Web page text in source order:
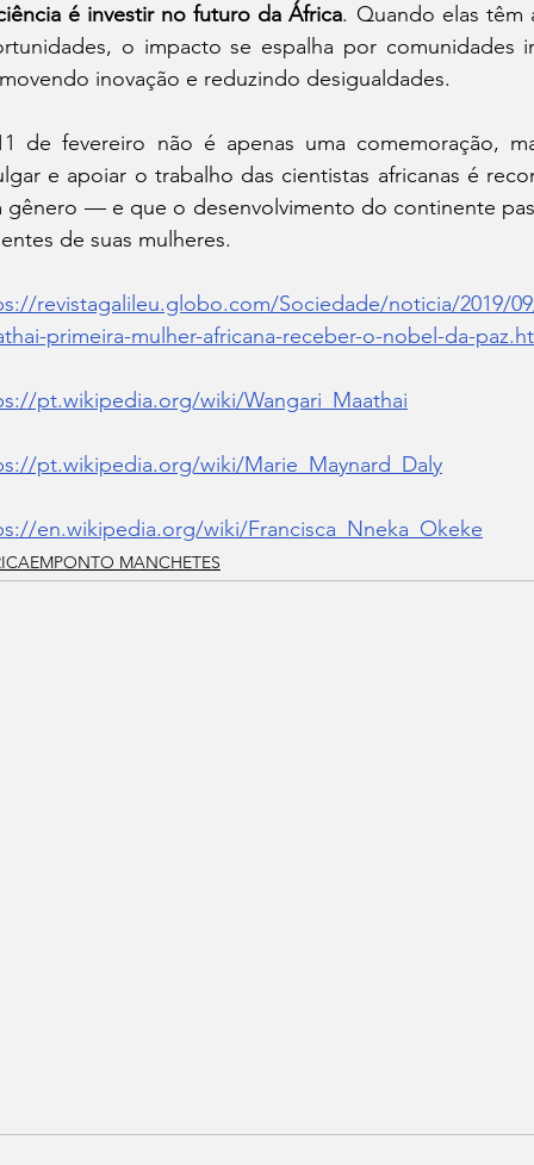
é investir no futuro da África. Quando elas têm
o impacto se espalha por comunidades
inovação e reduzindo desigualdades.
de fevereiro não é apenas uma comemoração,
e apoiar o trabalho das cientistas africanas é
gênero — e que o desenvolvimento do continente
de suas mulheres.
revistagalileu.globo.com/Sociedade/noticia/2019/
primeira-mulher-africana-receber-o-nobel-da-
pt.wikipedia.org/wiki/Wangari_Maathai
pt.wikipedia.org/wiki/Marie_Maynard_Daly
en.wikipedia.org/wiki/Francisca_Nneka_Okeke
MANCHETES